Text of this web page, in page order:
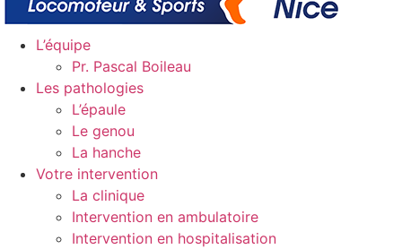
L’équipe
Pr. Pascal Boileau
Les pathologies
L’épaule
Le genou
La hanche
Votre intervention
La clinique
Intervention en ambulatoire
Intervention en hospitalisation